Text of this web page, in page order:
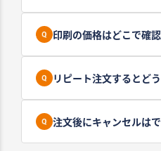
印刷の価格はどこで確
リピート注文するとど
注文後にキャンセルは